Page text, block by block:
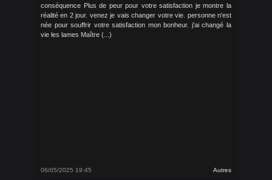
conséquence Plus de peur pour votre satisfaction je montre la
réalité en 2 jour. venez je vais changer votre vie. personne n'est
née pour souffrir votre satisfaction mon bonheur. j'ai changé la
vie les lames Maître (...)
06/05/2025 19:45 Autres